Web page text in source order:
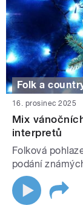
Folk a
16. prosinec 2025
Mix
interpretů
Folková
podání